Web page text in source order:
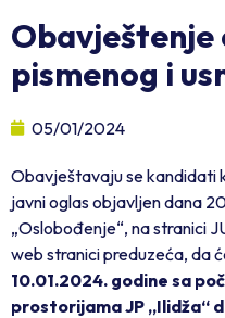
Obavještenje
pismenog i
05/01/2024
Obavještavaju se kandidati
javni oglas objavljen dana
„Oslobođenje“, na stranici
web stranici preduzeća, da
10.01.2024. godine sa
prostorijama JP „Ilidža“